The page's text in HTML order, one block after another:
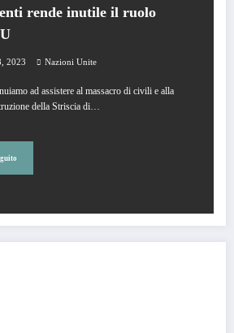
rende inutile il ruolo
2023 Nazioni Unite
ad assistere al massacro di civili e alla
della Striscia di…